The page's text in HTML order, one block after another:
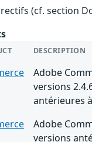
(cf. section
DESCRIPTION
Adobe
versions
antérieures
Adobe
versions